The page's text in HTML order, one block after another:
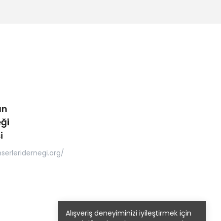
Alışveriş deneyiminizi iyileştirmek için